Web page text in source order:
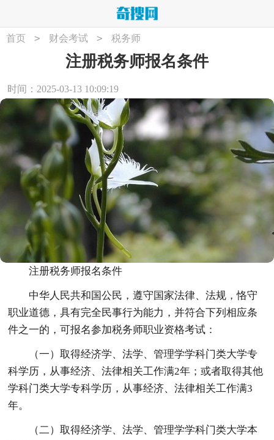
首页 > 财会考试 > 税务师
注册税务师报名条件
时间：2025-03-13 10:09:19
注册税务师报名条件
中华人民共和国公民，遵守国家法律、法规，恪守
职业道德，具有完全民事行为能力，并符合下列相应条
件之一的，可报名参加税务师职业资格考试：
（一）取得经济学、法学、管理学学科门类大学专
科学历，从事经济、法律相关工作满2年；或者取得其他
学科门类大学专科学历，从事经济、法律相关工作满3
年。
（二）取得经济学、法学、管理学学科门类大学本